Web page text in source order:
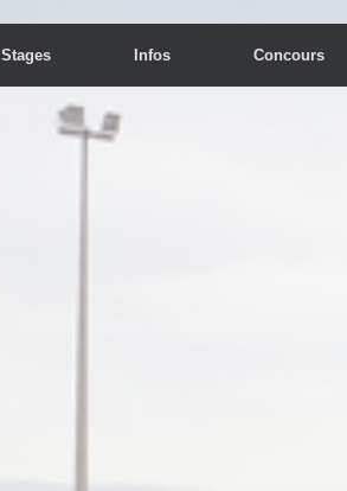
Stages Infos Concours